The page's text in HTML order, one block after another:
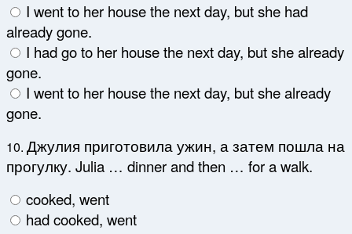
I went to her house the next day, but she had
already gone.
I had go to her house the next day, but she already
gone.
I went to her house the next day, but she already
gone.
10. Джулия приготовила ужин, а затем пошла на
прогулку. Julia … dinner and then … for a walk.
cooked, went
had cooked, went